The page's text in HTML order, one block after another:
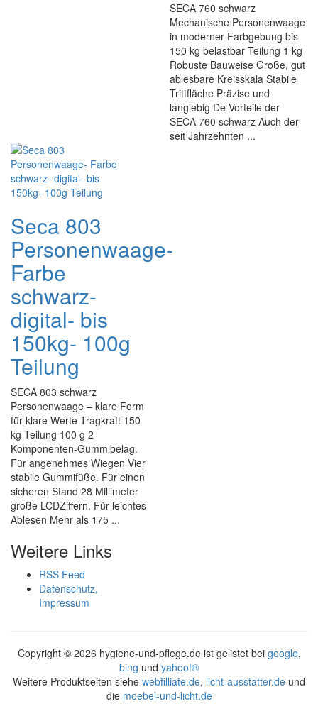
SECA 760 schwarz
Mechanische Personenwaage
in moderner Farbgebung bis
150 kg belastbar Teilung 1 kg
Robuste Bauweise Große, gut
ablesbare Kreisskala Stabile
Trittfläche Präzise und
langlebig De Vorteile der
SECA 760 schwarz Auch der
seit Jahrzehnten ...
Seca 803
Personenwaage-
Farbe
schwarz-
digital- bis
150kg- 100g
Teilung
SECA 803 schwarz
Personenwaage – klare Form
für klare Werte Tragkraft 150
kg Teilung 100 g 2-
Komponenten-Gummibelag.
Für angenehmes Wiegen Vier
stabile Gummifüße. Für einen
sicheren Stand 28 Millimeter
große LCDZiffern. Für leichtes
Ablesen Mehr als 175 ...
Weitere Links
RSS Feed
Datenschutz,
Impressum
Copyright © 2026 hygiene-und-pflege.de ist gelistet bei google,
bing und yahoo!®
Weitere Produktseiten siehe webfilliate.de, licht-ausstatter.de und
die moebel-und-licht.de